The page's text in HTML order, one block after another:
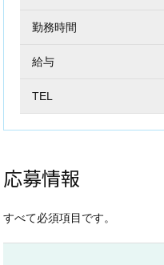
勤務時間
給与
TEL
応募情報
すべて必須項目です。